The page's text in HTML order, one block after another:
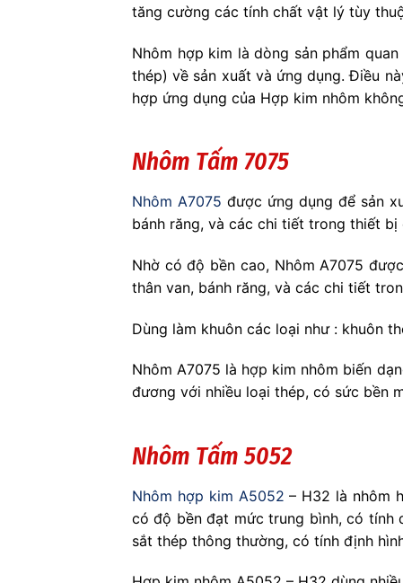
tăng cường các tính chất vật lý tùy
Nhôm hợp kim là dòng sản phẩm
thép) về sản xuất và ứng dụng. Điều
hợp ứng dụng của Hợp kim nhôm
Nhôm Tấm 7075
Nhôm A7075 được ứng dụng để sản
bánh răng, và các chi tiết trong thiết bị
Nhờ có độ bền cao, Nhôm A7075
thân van, bánh răng, và các chi tiết
Dùng làm khuôn các loại như : khuôn
Nhôm A7075 là hợp kim nhôm biến
đương với nhiều loại thép, có sức bền
Nhôm Tấm 5052
Nhôm hợp kim A5052 – H32 là nhôm
có độ bền đạt mức trung bình, có tính
sắt thép thông thường, có tính định